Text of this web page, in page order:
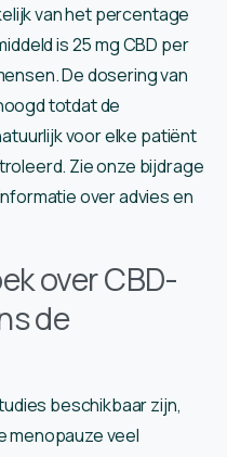
van het percentage
is 25 mg CBD per
De dosering van
totdat de
voor elke patiënt
Zie onze bijdrage
over advies en
over CBD-
de
beschikbaar zijn,
menopauze veel